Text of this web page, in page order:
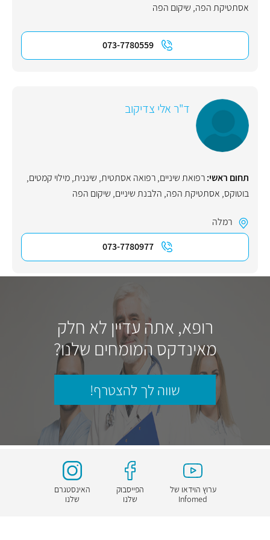
אסתטיקת הפה, שיקום הפה
073-7780559
ד"ר אלי צדיקוב
תחום ראשי:רפואת שיניים,רפואה אסתטית, שיננית,מילוי קמטים,
בוטוקס, אסתטיקת הפה, הלבנת שיניים, שיקום הפה
רמלה
073-7780977
רופא, אתה עדיין לא חלק
מאינדקס המומחים שלנו?
שווה לך להצטרף!
ערוץ הוידאו של
Infomed
הפייסבוק
שלנו
האינסטגרם
שלנו